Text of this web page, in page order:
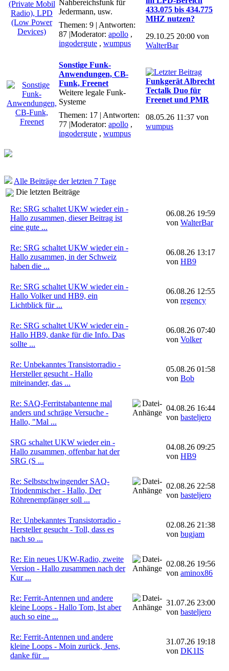
Nahbereichsfunk für
Jedermann, usw.
Themen: 9 | Antworten:
87 |Moderator: apollo ,
ingodergute , wumpus
433.075 bis 434.775
MHZ nutzen?
29.10.25 20:00 von
WalterBar
Sonstige Funk-
Anwendungen, CB-
Funk, Freenet
Weitere legale Funk-
Systeme
Themen: 17 | Antworten:
77 |Moderator: apollo ,
ingodergute , wumpus
Funkgerät Albrecht
Tectalk Duo für
Freenet und PMR
08.05.26 11:37 von
wumpus
Alle Beiträge der letzten 7 Tage
Die letzten Beiträge
Re: SRG schaltet UKW wieder ein -
Hallo zusammen, dieser Beitrag ist
eine gute ...
06.08.26 19:59
von WalterBar
Re: SRG schaltet UKW wieder ein -
Hallo zusammen, in der Schweiz
haben die ...
06.08.26 13:17
von HB9
Re: SRG schaltet UKW wieder ein -
Hallo Volker und HB9, ein
Lichtblick für ...
06.08.26 12:55
von regency
Re: SRG schaltet UKW wieder ein -
Hallo HB9, danke für die Info. Das
sollte ...
06.08.26 07:40
von Volker
Re: Unbekanntes Transistorradio -
Hersteller gesucht - Hallo
miteinander, das ...
05.08.26 01:58
von Bob
Re: SAQ-Ferritstabantenne mal
anders und schräge Versuche -
Hallo, "Mal ...
04.08.26 16:44
von basteljero
SRG schaltet UKW wieder ein -
Hallo zusammen, offenbar hat der
SRG (S ...
04.08.26 09:25
von HB9
Re: Selbstschwingender SAQ-
Triodenmischer - Hallo, Der
Röhrenempfänger soll ...
02.08.26 22:58
von basteljero
Re: Unbekanntes Transistorradio -
Hersteller gesucht - Toll, dass es
nach so ...
02.08.26 21:38
von bugjam
Re: Ein neues UKW-Radio, zweite
Version - Hallo zusammen nach der
Kur ...
02.08.26 19:56
von aminox86
Re: Ferrit-Antennen und andere
kleine Loops - Hallo Tom, Ist aber
auch so eine ...
31.07.26 23:00
von basteljero
Re: Ferrit-Antennen und andere
kleine Loops - Moin zurück, Jens,
danke für ...
31.07.26 19:18
von DK1IS